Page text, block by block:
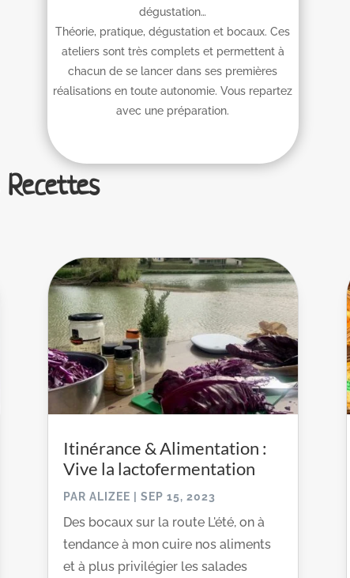
dégustation…
Théorie, pratique, dégustation et bocaux. Ces
ateliers sont très complets et permettent à
chacun de se lancer dans ses premières
réalisations en toute autonomie. Vous repartez
avec une préparation.
Recettes
Itinérance & Alimentation :
Vive la lactofermentation
PAR ALIZEE SEP 15, 2023
Des bocaux sur la route L'été, on à
tendance à mon cuire nos aliments
et à plus privilégier les salades